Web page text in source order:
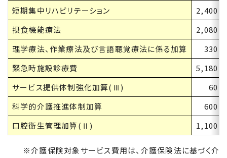
短期集中リハビリテーション
2,400
摂食機能療法
2,080
理学療法、作業療法及び言語聴覚療法に係る加算
330
緊急時施設診療費
5,180
サービス提供体制強化加算(Ⅲ)
60
科学的介護推進体制加算
600
口腔衛生管理加算(Ⅱ)
1,100
※介護保険対象サービス費用は、介護保険法に基づく介